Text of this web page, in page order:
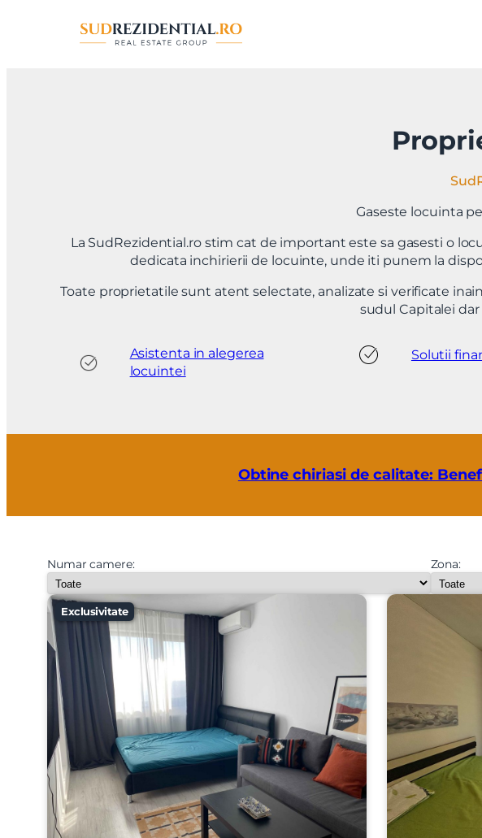
Gaseste locuinta
La SudRezidential.ro stim cat de important este sa gasesti o
dedicata inchirierii de locuinte, unde iti punem la
Toate proprietatile sunt atent selectate, analizate si verificate
sudul Capitalei
Asistenta in alegerea
locuintei
Solutii
Obtine chiriasi de calitate:
Numar camere: Zona:
Exclusivitate